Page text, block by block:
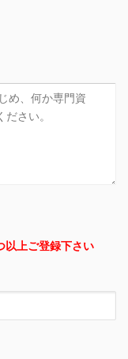
以上ご登録下さい